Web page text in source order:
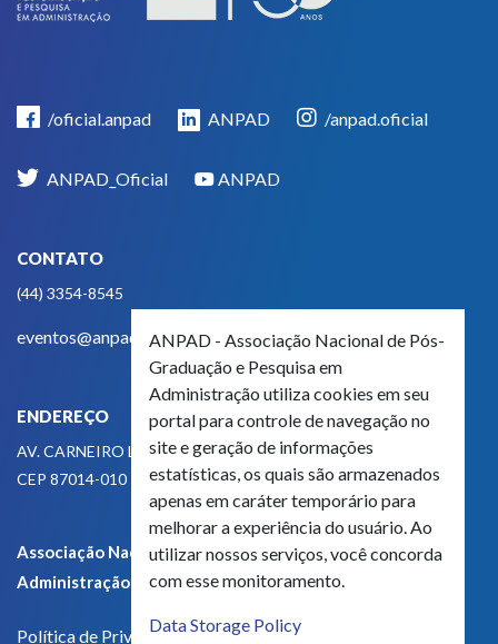
/oficial.anpad ANPAD /anpad.oficial
ANPAD_Oficial ANPAD
CONTATO
(44) 3354-8545
eventos@anpad.org.br
ENDEREÇO
AV. CARNEIRO LEÃO, 825
CEP 87014-010 - MARINGÁ, PR, BRASIL
Associação Nacional de Pós-Graduação e Pesquisa em
Administração - CNPJ 42.595.652/0001-66
Política de Privacidade
ANPAD - Associação Nacional de Pós-
Graduação e Pesquisa em
Administração utiliza cookies em seu
portal para controle de navegação no
site e geração de informações
estatísticas, os quais são armazenados
apenas em caráter temporário para
melhorar a experiência do usuário. Ao
utilizar nossos serviços, você concorda
com esse monitoramento.
Data Storage Policy